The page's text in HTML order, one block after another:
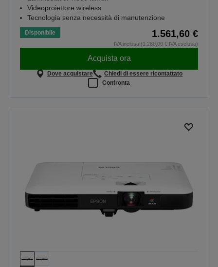
Videoproiettore wireless
Tecnologia senza necessità di manutenzione
Disponibile 1.561,60 €
IVA inclusa (1.280,00 € IVA esclusa)
Acquista ora
Dove acquistare
Chiedi di essere ricontattato
Confronta